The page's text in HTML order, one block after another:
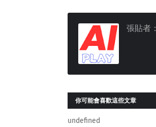
張貼者：
你可能會喜歡這些文章
undefined